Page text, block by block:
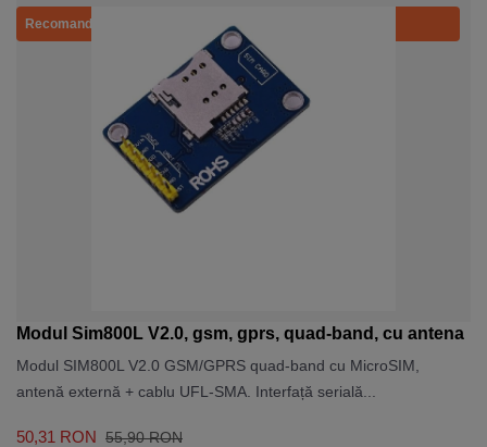
Recomandat
Modul Sim800L V2.0, gsm, gprs, quad-band, cu antena
Modul SIM800L V2.0 GSM/GPRS quad-band cu MicroSIM,
antenă externă + cablu UFL-SMA. Interfață serială...
50,31 RON 55,90 RON